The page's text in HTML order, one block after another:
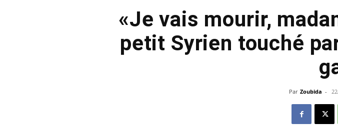
«Je vais mourir,
petit Syrien touché
Par Zoubida -